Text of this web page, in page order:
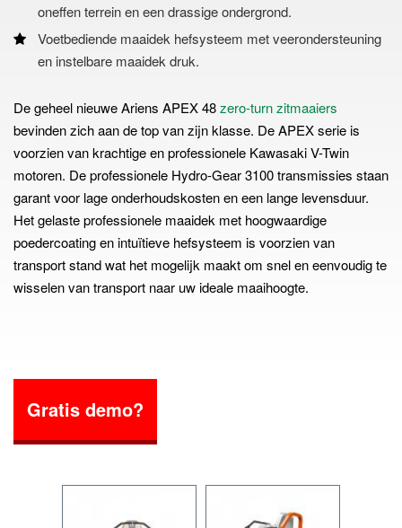
oneffen terrein en een drassige ondergrond.
Voetbediende maaidek hefsysteem met veerondersteuning
en instelbare maaidek druk.
De geheel nieuwe Ariens APEX 48zero-turn zitmaaiers
bevinden zich aan de top van zijn klasse. De APEX serie is
voorzien van krachtige en professionele Kawasaki V-Twin
motoren. De professionele Hydro-Gear 3100 transmissies staan
garant voor lage onderhoudskosten en een lange levensduur.
Het gelaste professionele maaidek met hoogwaardige
poedercoating en intuïtieve hefsysteem is voorzien van
transport stand wat het mogelijk maakt om snel en eenvoudig te
wisselen van transport naar uw ideale maaihoogte.
Gratis demo?